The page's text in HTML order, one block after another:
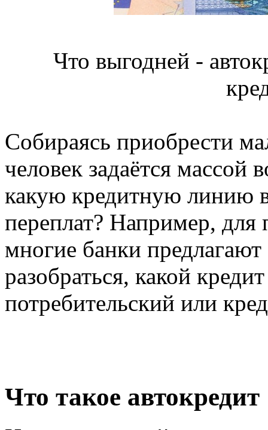
Что выгодней -
Собираясь приобрести
человек задаётся массой
какую кредитную линию
переплат? Например, для
многие банки
разобраться, какой
потребительский или
Что такое автокредит